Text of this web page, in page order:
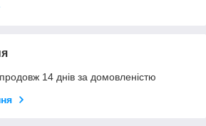
14 днів за домовленістю